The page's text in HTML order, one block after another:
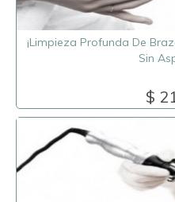
¡Limpieza Profunda De
Sin
$